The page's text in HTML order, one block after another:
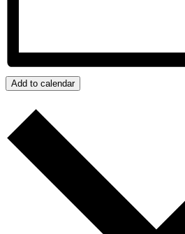
Add to calendar